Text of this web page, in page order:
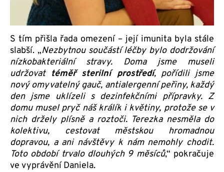
S tím přišla řada omezení – její imunita byla stále
slabší. „Nezbytnou součástí léčby bylo dodržování
nízkobakteriální stravy. Doma jsme museli
udržovat téměř sterilní prostředí, pořídili jsme
nový omyvatelný gauč, antialergenní peřiny, každý
den jsme uklízeli s dezinfekčními přípravky. Z
domu musel pryč náš králík i květiny, protože se v
nich držely plísně a roztoči. Terezka nesměla do
kolektivu, cestovat městskou hromadnou
dopravou, a ani návštěvy k nám nemohly chodit.
Toto období trvalo dlouhých 9 měsíců,“ pokračuje
ve vyprávění Daniela.